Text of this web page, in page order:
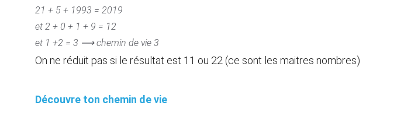
21 + 5 + 1993 = 2019
et 2 + 0 + 1 + 9 = 12
et 1 +2 = 3 ⟶ chemin de vie 3
On ne réduit pas si le résultat est 11 ou 22 (ce sont les maitres nombres)
Découvre ton chemin de vie